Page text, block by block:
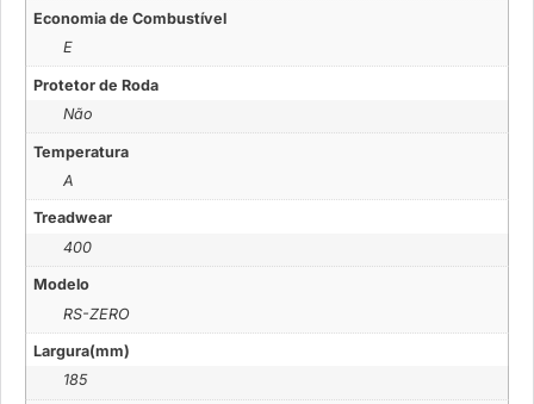
Economia de Combustível
E
Protetor de Roda
Não
Temperatura
A
Treadwear
400
Modelo
RS-ZERO
Largura(mm)
185